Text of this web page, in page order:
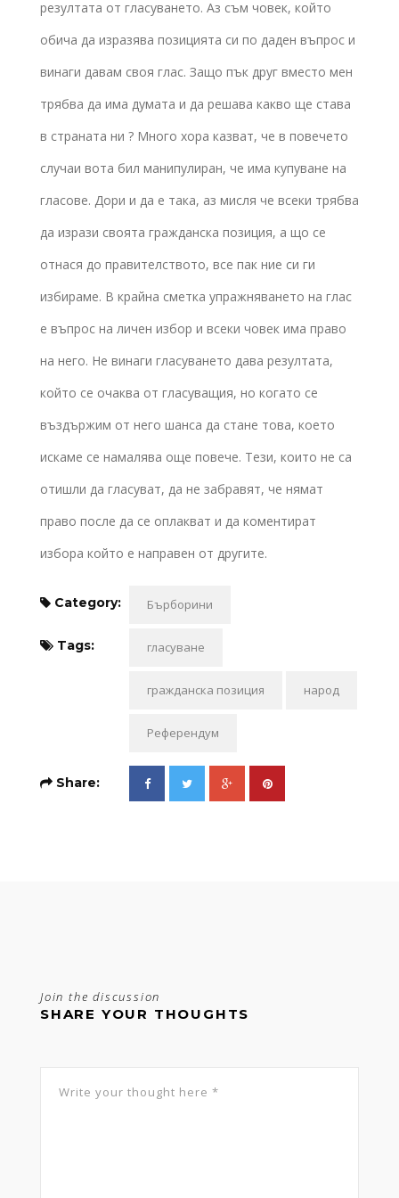
резултата от гласуването. Аз съм човек, който
обича да изразява позицията си по даден въпрос и
винаги давам своя глас. Защо пък друг вместо мен
трябва да има думата и да решава какво ще става
в страната ни ? Много хора казват, че в повечето
случаи вота бил манипулиран, че има купуване на
гласове. Дори и да е така, аз мисля че всеки трябва
да изрази своята гражданска позиция, а що се
отнася до правителството, все пак ние си ги
избираме. В крайна сметка упражняването на глас
е въпрос на личен избор и всеки човек има право
на него. Не винаги гласуването дава резултата,
който се очаква от гласуващия, но когато се
въздържим от него шанса да стане това, което
искаме се намалява още повече. Тези, които не са
отишли да гласуват, да не забравят, че нямат
право после да се оплакват и да коментират
избора който е направен от другите.
Category: Бърборини
Tags: гласуване
гражданска позиция народ
Референдум
Share:
Join the discussion
SHARE YOUR THOUGHTS